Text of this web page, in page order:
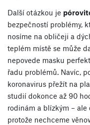
Další otázkou je
bezpečností problémy,
nosíme na obličeji a
teplém místě se může
nepovede masku
řadu problémů. Navíc,
koronavirus přežít na
studií dokonce až 90
rodinám a blízkým –
protože nechceme